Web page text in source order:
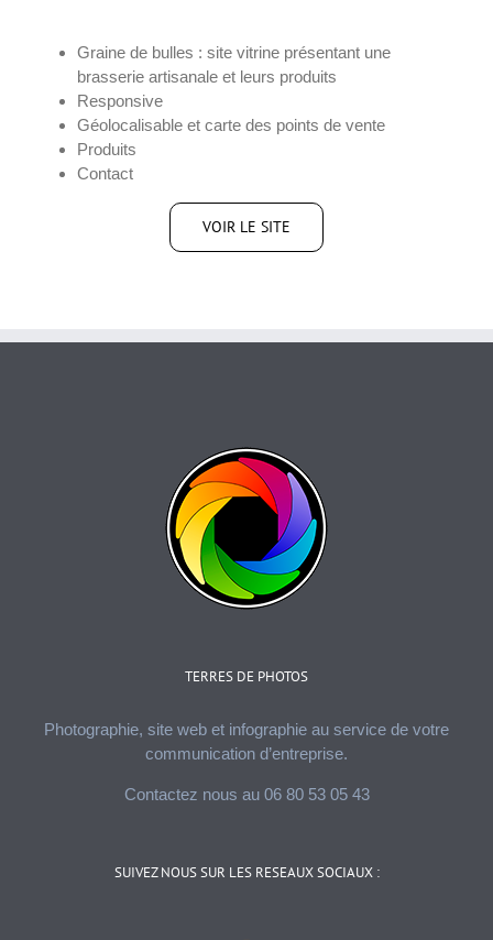
Graine de bulles : site vitrine présentant une
brasserie artisanale et leurs produits
Responsive
Géolocalisable et carte des points de vente
Produits
Contact
VOIR LE SITE
TERRES DE PHOTOS
Photographie, site web et infographie au service de votre
communication d’entreprise.
Contactez nous au 06 80 53 05 43
SUIVEZ NOUS SUR LES RESEAUX SOCIAUX :